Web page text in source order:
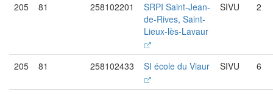
205
81 258102201
SRPI Saint-Jean-
de-Rives, Saint-
Lieux-lès-Lavaur
SIVU 2
205 81 258102433 SI école du Viaur SIVU 6